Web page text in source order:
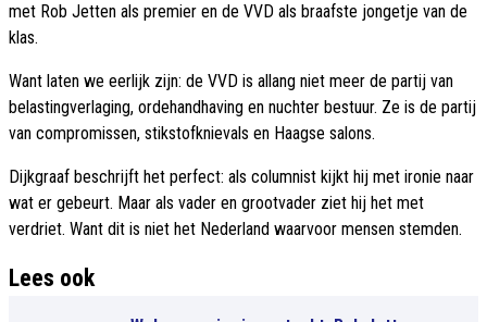
met Rob Jetten als premier en de VVD als braafste jongetje van de
klas.
Want laten we eerlijk zijn: de VVD is allang niet meer de partij van
belastingverlaging, ordehandhaving en nuchter bestuur. Ze is de partij
van compromissen, stikstofknievals en Haagse salons.
Dijkgraaf beschrijft het perfect: als columnist kijkt hij met ironie naar
wat er gebeurt. Maar als vader en grootvader ziet hij het met
verdriet. Want dit is niet het Nederland waarvoor mensen stemden.
Lees ook